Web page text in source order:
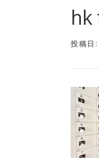
hk
投稿日: